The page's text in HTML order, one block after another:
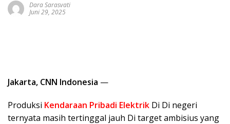
Dara Sarasvati
Juni 29, 2025
Jakarta, CNN Indonesia —
Produksi Kendaraan Pribadi Elektrik Di Di negeri
ternyata masih tertinggal jauh Di target ambisius yang